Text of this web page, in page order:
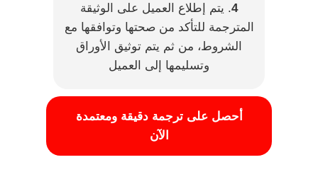
4. يتم إطلاع العميل على الوثيقة
المترجمة للتأكد من صحتها وتوافقها مع
الشروط، من ثم يتم توثيق الأوراق
وتسليمها إلى العميل
أحصل على ترجمة دقيقة ومعتمدة
الآن